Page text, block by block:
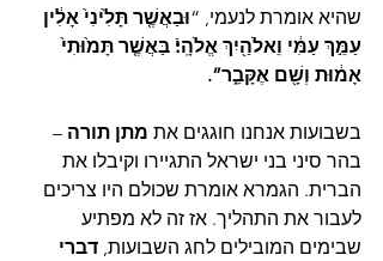
שהיא אומרת לנעמי, “וּבַאֲשֶׁ֤ר תָּלִ֙ינִי֙ אָלִ֔ין
עַמֵּ֣ךְ עַמִּ֔י וֵאלֹהַ֖יִךְ אֱלֹהָֽי׃ֿ בַּאֲשֶׁ֤ר תָּמ֙וּתִי֙
אָמ֔וּת וְשָׁ֖ם אֶקָּבֵ֑ר”.
בשבועות אנחנו חוגגים את מתן תורה –
בהר סיני בני ישראל התגיירו וקיבלו את
הברית. הגמרא אומרת שכולם היו צריכים
לעבור את התהליך. אז זה לא מפתיע
שבימים המובילים לחג השבועות, דברי